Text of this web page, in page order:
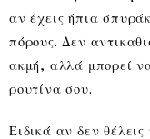
αν έχεις ήπια
πόρους. Δεν
ακμή, αλλά μπορεί
ρουτίνα σου.
Ειδικά αν δεν